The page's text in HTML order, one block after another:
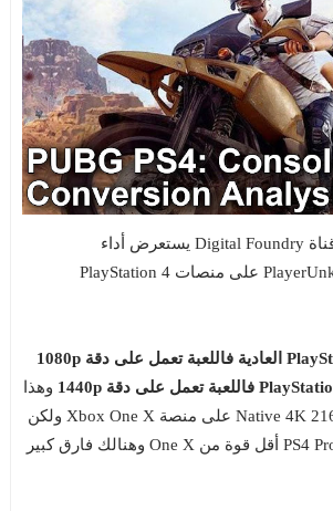
صدر عرض جديد على قناة Digital Foundry يستعرض أداء
PlayerUnknown's Battlegrounds على منصات PlayStation 4
بالنسبة لمنصة PlayStation 4 العادية فاللعبة تعمل على دقة 1080p
وهذا
أقل بكثير من دقة الـ Native 4K 2160 على منصة Xbox One X ولكن
يجب علينا أن نعلم أن PS4 Pro أقل قوة من One X وهنالك فارق كبير